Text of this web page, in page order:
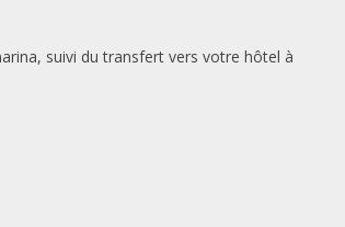
suivi du transfert vers votre hôtel à